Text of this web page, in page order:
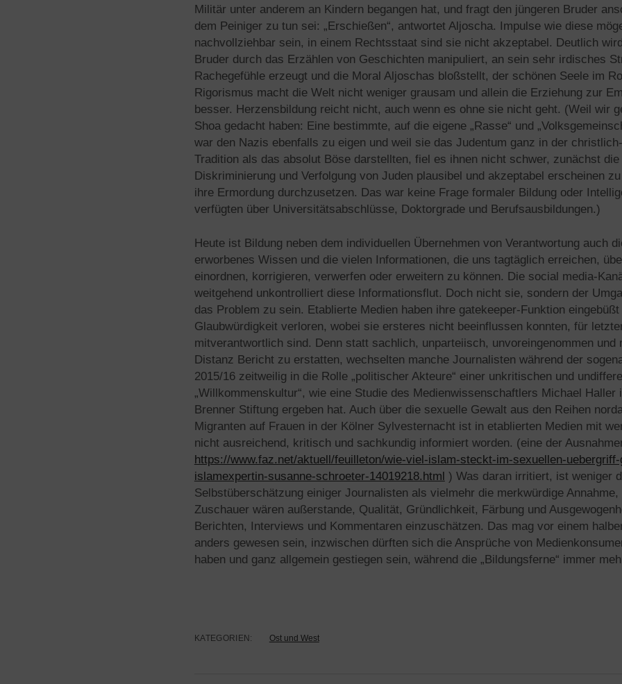
Militär unter anderem an Kindern begangen hat, und fragt den jüngeren Bruder
dem Peiniger zu tun sei: „Erschießen“, antwortet Aljoscha. Impulse wie diese
nachvollziehbar sein, in einem Rechtsstaat sind sie nicht akzeptabel. Deutlich
Bruder durch das Erzählen von Geschichten manipuliert, an sein sehr irdisches
Rachegefühle erzeugt und die Moral Aljoschas bloßstellt, der schönen Seele im
Rigorismus macht die Welt nicht weniger grausam und allein die Erziehung zur
besser. Herzensbildung reicht nicht, auch wenn es ohne sie nicht geht. (Weil wir
Shoa gedacht haben: Eine bestimmte, auf die eigene „Rasse“ und
war den Nazis ebenfalls zu eigen und weil sie das Judentum ganz in der
Tradition als das absolut Böse darstellten, fiel es ihnen nicht schwer, zunächst
Diskriminierung und Verfolgung von Juden plausibel und akzeptabel erscheinen
ihre Ermordung durchzusetzen. Das war keine Frage formaler Bildung oder
verfügten über Universitätsabschlüsse, Doktorgrade und Berufsausbildungen.)
Heute ist Bildung neben dem individuellen Übernehmen von Verantwortung auch
erworbenes Wissen und die vielen Informationen, die uns tagtäglich erreichen,
einordnen, korrigieren, verwerfen oder erweitern zu können. Die social media-
weitgehend unkontrolliert diese Informationsflut. Doch nicht sie, sondern der
das Problem zu sein. Etablierte Medien haben ihre gatekeeper-Funktion
Glaubwürdigkeit verloren, wobei sie ersteres nicht beeinflussen konnten, für
mitverantwortlich sind. Denn statt sachlich, unparteiisch, unvoreingenommen und
Distanz Bericht zu erstatten, wechselten manche Journalisten während der
2015/16 zeitweilig in die Rolle „politischer Akteure“ einer unkritischen und
„Willkommenskultur“, wie eine Studie des Medienwissenschaftlers Michael Haller
Brenner Stiftung ergeben hat. Auch über die sexuelle Gewalt aus den Reihen
Migranten auf Frauen in der Kölner Sylvesternacht ist in etablierten Medien mit
nicht ausreichend, kritisch und sachkundig informiert worden. (eine der
https://www.faz.net/aktuell/feuilleton/wie-viel-islam-steckt-im-sexuellen-
islamexpertin-susanne-schroeter-14019218.html ) Was daran irritiert, ist weniger
Selbstüberschätzung einiger Journalisten als vielmehr die merkwürdige Annahme,
Zuschauer wären außerstande, Qualität, Gründlichkeit, Färbung und
Berichten, Interviews und Kommentaren einzuschätzen. Das mag vor einem
anders gewesen sein, inzwischen dürften sich die Ansprüche von
haben und ganz allgemein gestiegen sein, während die „Bildungsferne“ immer
KATEGORIEN: Ost und West